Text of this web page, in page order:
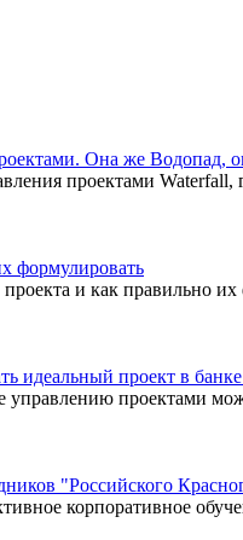
Она же Водопад,
проектами
формулировать
и как правильно
идеальный проект в
проектами
"Российского
корпоративное